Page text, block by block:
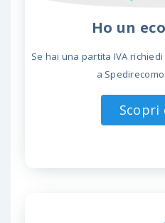
Ho un
Se hai una partita IVA
a
Scopri